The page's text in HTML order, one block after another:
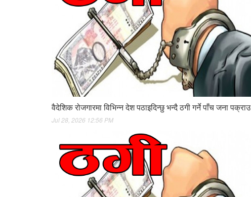
वैदेशिक रोजगारमा विभिन्न देश पठाइदिन्छु भन्दै ठगी गर्ने पाँच जना पक्राउ
Jul 28, 2026 12:56 PM